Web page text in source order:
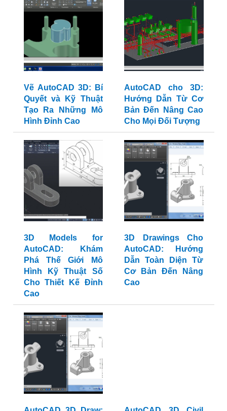
Vẽ AutoCAD 3D: Bí
Quyết và Kỹ Thuật
Tạo Ra Những Mô
Hình Đỉnh Cao
AutoCAD cho 3D:
Hướng Dẫn Từ Cơ
Bản Đến Nâng Cao
Cho Mọi Đối Tượng
3D Models for
AutoCAD: Khám
Phá Thế Giới Mô
Hình Kỹ Thuật Số
Cho Thiết Kế Đỉnh
Cao
3D Drawings Cho
AutoCAD: Hướng
Dẫn Toàn Diện Từ
Cơ Bản Đến Nâng
Cao